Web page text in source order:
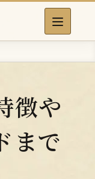
徴や
まで